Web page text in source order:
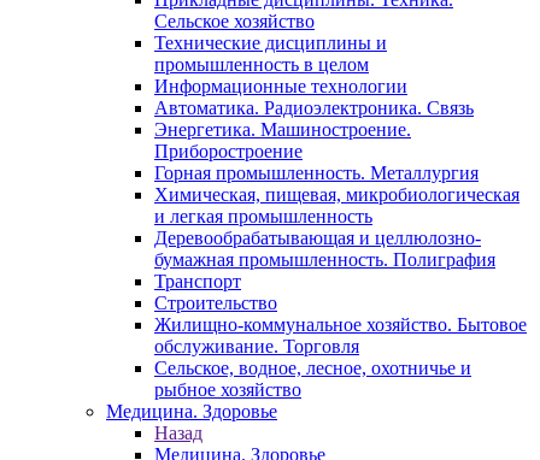
Сельское хозяйство
Технические дисциплины и
промышленность в целом
Информационные технологии
Автоматика. Радиоэлектроника. Связь
Энергетика. Машиностроение.
Приборостроение
Горная промышленность. Металлургия
Химическая, пищевая, микробиологическая
и легкая промышленность
Деревообрабатывающая и целлюлозно-
бумажная промышленность. Полиграфия
Транспорт
Строительство
Жилищно-коммунальное хозяйство. Бытовое
обслуживание. Торговля
Сельское, водное, лесное, охотничье и
рыбное хозяйство
Медицина. Здоровье
Назад
Медицина. Здоровье